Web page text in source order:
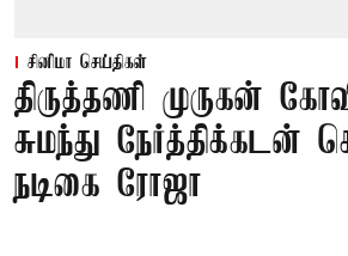
சினிமா செய்திகள்
திருத்தணி முருகன்
சுமந்து நேர்த்திக்கடன்
நடிகை ரோஜா